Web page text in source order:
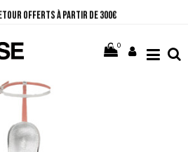
offerts à partir de 300€
en 3 ou 4 fois sans frais 0